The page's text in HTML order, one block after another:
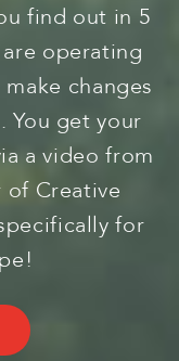
find out in 5
operating
changes
You get your
a video from
Creative
for